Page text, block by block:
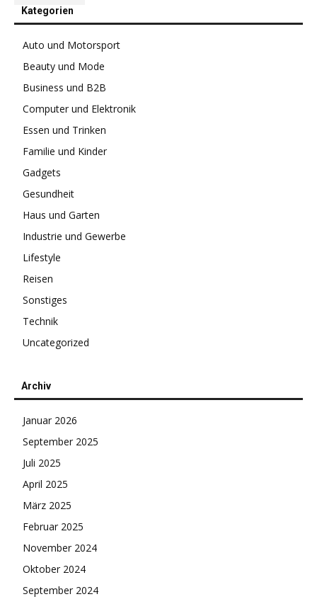
Kategorien
Auto und Motorsport
Beauty und Mode
Business und B2B
Computer und Elektronik
Essen und Trinken
Familie und Kinder
Gadgets
Gesundheit
Haus und Garten
Industrie und Gewerbe
Lifestyle
Reisen
Sonstiges
Technik
Uncategorized
Archiv
Januar 2026
September 2025
Juli 2025
April 2025
März 2025
Februar 2025
November 2024
Oktober 2024
September 2024